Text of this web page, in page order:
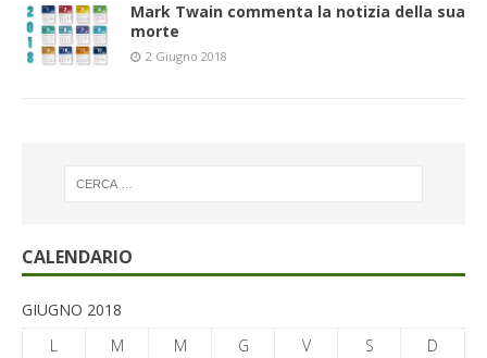
Mark Twain commenta la notizia della sua
morte
2 Giugno 2018
CALENDARIO
GIUGNO 2018
L
M M G V S
D